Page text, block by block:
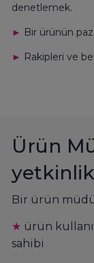
denetlemek.
► Bir ürünün
► Rakipleri ve
Ürün
Bir ürün
★ ürün
sahibi